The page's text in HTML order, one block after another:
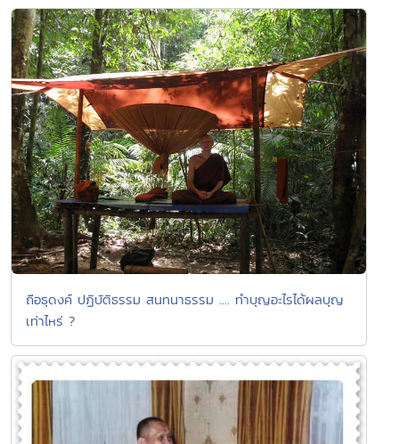
ถือธุดงค์ ปฏิบัติธรรม สนทนาธรรม .... ทำบุญอะไรได้ผลบุญ
เท่าไหร่ ?